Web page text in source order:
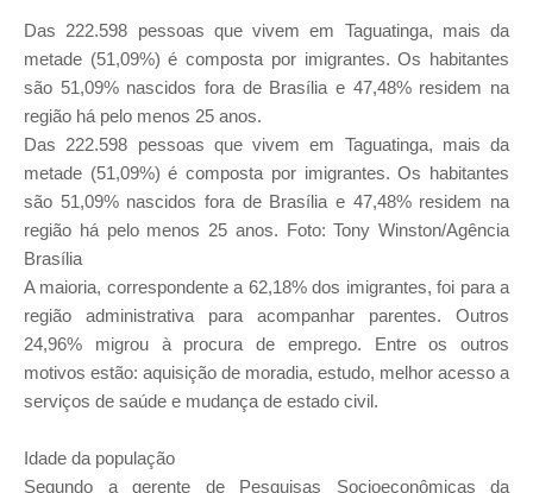
Das 222.598 pessoas que vivem em Taguatinga, mais da
metade (51,09%) é composta por imigrantes. Os habitantes
são 51,09% nascidos fora de Brasília e 47,48% residem na
região há pelo menos 25 anos.
Das 222.598 pessoas que vivem em Taguatinga, mais da
metade (51,09%) é composta por imigrantes. Os habitantes
são 51,09% nascidos fora de Brasília e 47,48% residem na
região há pelo menos 25 anos. Foto: Tony Winston/Agência
Brasília
A maioria, correspondente a 62,18% dos imigrantes, foi para a
região administrativa para acompanhar parentes. Outros
24,96% migrou à procura de emprego. Entre os outros
motivos estão: aquisição de moradia, estudo, melhor acesso a
serviços de saúde e mudança de estado civil.
Idade da população
Segundo a gerente de Pesquisas Socioeconômicas da